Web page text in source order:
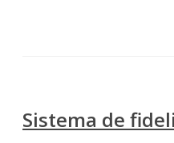
Sistema de